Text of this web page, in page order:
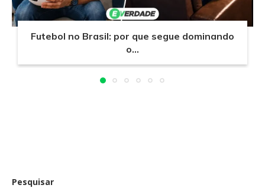
Futebol no Brasil: por que segue dominando
o...
Pesquisar